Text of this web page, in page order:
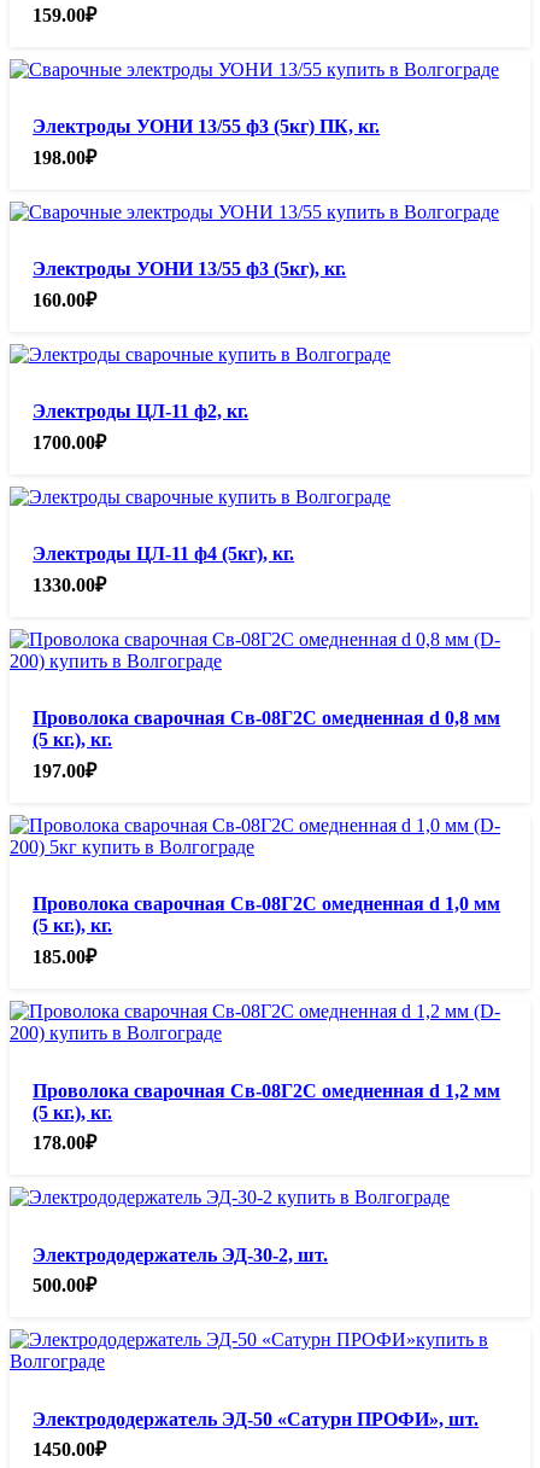
159.00₽
Электроды УОНИ 13/55 ф3 (5кг) ПК, кг.
198.00₽
Электроды УОНИ 13/55 ф3 (5кг), кг.
160.00₽
Электроды ЦЛ-11 ф2, кг.
1700.00₽
Электроды ЦЛ-11 ф4 (5кг), кг.
1330.00₽
Проволока сварочная Св-08Г2С омедненная d 0,8 мм
(5 кг.), кг.
197.00₽
Проволока сварочная Св-08Г2С омедненная d 1,0 мм
(5 кг.), кг.
185.00₽
Проволока сварочная Св-08Г2С омедненная d 1,2 мм
(5 кг.), кг.
178.00₽
Электрододержатель ЭД-30-2, шт.
500.00₽
Электрододержатель ЭД-50 «Сатурн ПРОФИ», шт.
1450.00₽